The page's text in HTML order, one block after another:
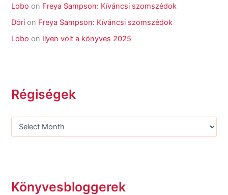
Lobo on Freya Sampson: Kíváncsi szomszédok
Dóri on Freya Sampson: Kíváncsi szomszédok
Lobo on Ilyen volt a könyves 2025
Régiségek
Könyvesbloggerek